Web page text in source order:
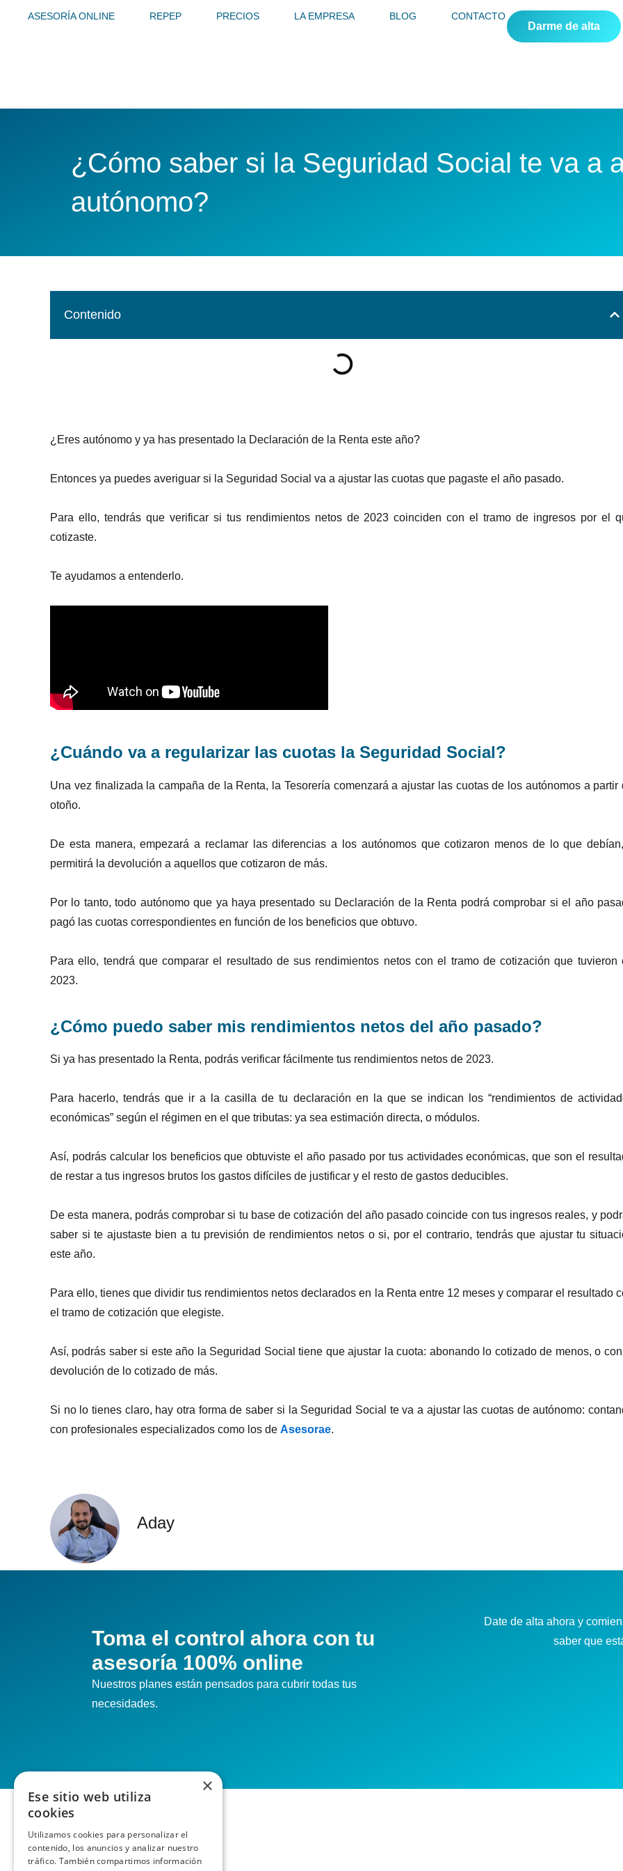
ASESORÍA ONLINE REPEP PRECIOS LA EMPRESA BLOG CONTACTO
Darme de alta
¿Cómo saber si la Seguridad Social te va a
autónomo?
Contenido
¿Eres autónomo y ya has presentado la Declaración de la Renta este año?
Entonces ya puedes averiguar si la Seguridad Social va a ajustar las cuotas que pagaste el año pasado.
Para ello, tendrás que verificar si tus rendimientos netos de 2023 coinciden con el tramo de ingresos por el
cotizaste.
Te ayudamos a entenderlo.
¿Cuándo va a regularizar las cuotas la Seguridad Social?
Una vez finalizada la campaña de la Renta, la Tesorería comenzará a ajustar las cuotas de los autónomos a partir
otoño.
De esta manera, empezará a reclamar las diferencias a los autónomos que cotizaron menos de lo que
permitirá la devolución a aquellos que cotizaron de más.
Por lo tanto, todo autónomo que ya haya presentado su Declaración de la Renta podrá comprobar si el año
pagó las cuotas correspondientes en función de los beneficios que obtuvo.
Para ello, tendrá que comparar el resultado de sus rendimientos netos con el tramo de cotización que tuvieron
2023.
¿Cómo puedo saber mis rendimientos netos del año pasado?
Si ya has presentado la Renta, podrás verificar fácilmente tus rendimientos netos de 2023.
Para hacerlo, tendrás que ir a la casilla de tu declaración en la que se indican los “rendimientos de
económicas” según el régimen en el que tributas: ya sea estimación directa, o módulos.
Así, podrás calcular los beneficios que obtuviste el año pasado por tus actividades económicas, que son el
de restar a tus ingresos brutos los gastos difíciles de justificar y el resto de gastos deducibles.
De esta manera, podrás comprobar si tu base de cotización del año pasado coincide con tus ingresos reales, y
saber si te ajustaste bien a tu previsión de rendimientos netos o si, por el contrario, tendrás que ajustar tu
este año.
Para ello, tienes que dividir tus rendimientos netos declarados en la Renta entre 12 meses y comparar el resultado
el tramo de cotización que elegiste.
Así, podrás saber si este año la Seguridad Social tiene que ajustar la cuota: abonando lo cotizado de menos, o
devolución de lo cotizado de más.
Si no lo tienes claro, hay otra forma de saber si la Seguridad Social te va a ajustar las cuotas de autónomo:
con profesionales especializados como los de Asesorae.
Aday
Toma el control ahora con tu
asesoría 100% online
Nuestros planes están pensados para cubrir todas tus
necesidades.
Date de alta ahora y
saber que
×
Ese sitio web utiliza
cookies
Utilizamos cookies para personalizar el
contenido, los anuncios y analizar nuestro
tráfico. También compartimos información